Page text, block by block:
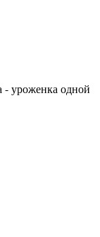
- уроженка одной